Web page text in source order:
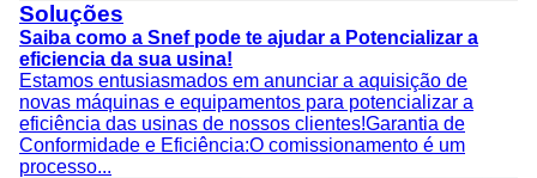
Soluções
Saiba como a Snef pode te ajudar a Potencializar a
eficiencia da sua usina!
Estamos entusiasmados em anunciar a aquisição de
novas máquinas e equipamentos para potencializar a
eficiência das usinas de nossos clientes!Garantia de
Conformidade e Eficiência:O comissionamento é um
processo...